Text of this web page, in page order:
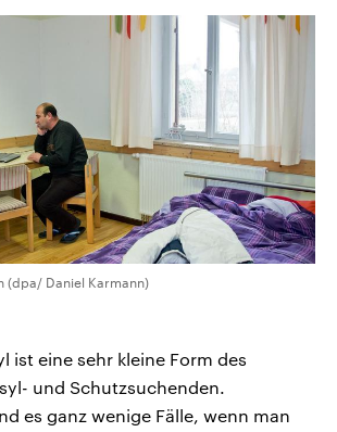
(dpa/ Daniel Karmann)
ist eine sehr kleine Form des
und Schutzsuchenden.
es ganz wenige Fälle, wenn man